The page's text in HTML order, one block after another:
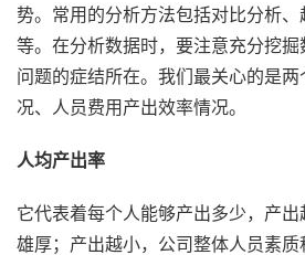
势。常用的分析方法包括对比分析
等。在分析数据时，要注意充分挖
问题的症结所在。我们最关心的是
况、人员费用产出效率情况。
人均产出率
它代表着每个人能够产出多少，产
雄厚；产出越小，公司整体人员素质